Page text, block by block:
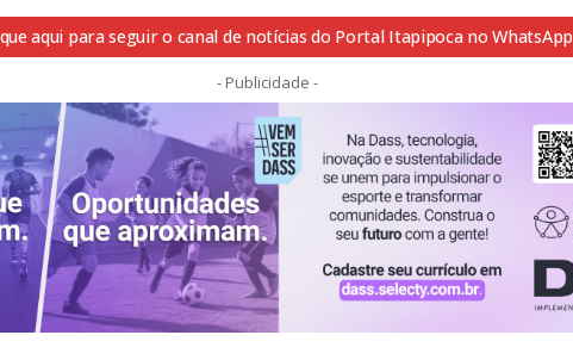
aqui para seguir o canal de notícias do Portal Itapipoca no WhatsApp
- Publicidade -